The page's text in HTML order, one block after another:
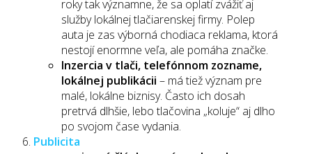
roky tak významne, že sa oplatí zvážiť aj
služby lokálnej tlačiarenskej firmy. Polep
auta je zas výborná chodiaca reklama, ktorá
nestojí enormne veľa, ale pomáha značke.
Inzercia v tlači, telefónnom zozname,
lokálnej publikácii – má tiež význam pre
malé, lokálne biznisy. Často ich dosah
pretrvá dlhšie, lebo tlačovina „koluje“ aj dlho
po svojom čase vydania.
Publicita